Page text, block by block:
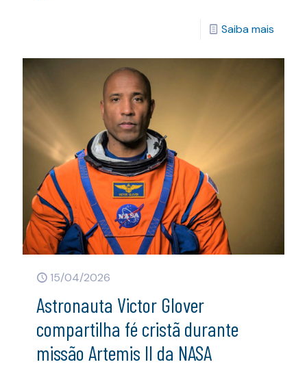
Saiba mais
15/04/2026
Astronauta Victor Glover
compartilha fé cristã durante
missão Artemis II da NASA